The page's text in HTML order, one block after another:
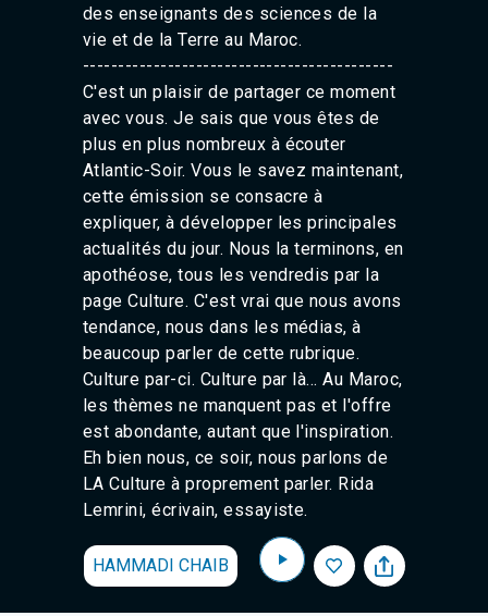
des enseignants des sciences de la
vie et de la Terre au Maroc.
--------------------------------------------
C'est un plaisir de partager ce moment
avec vous. Je sais que vous êtes de
plus en plus nombreux à écouter
Atlantic-Soir. Vous le savez maintenant,
cette émission se consacre à
expliquer, à développer les principales
actualités du jour. Nous la terminons, en
apothéose, tous les vendredis par la
page Culture. C'est vrai que nous avons
tendance, nous dans les médias, à
beaucoup parler de cette rubrique.
Culture par-ci. Culture par là... Au Maroc,
les thèmes ne manquent pas et l'offre
est abondante, autant que l'inspiration.
Eh bien nous, ce soir, nous parlons de
LA Culture à proprement parler. Rida
Lemrini, écrivain, essayiste.
HAMMADI CHAIB